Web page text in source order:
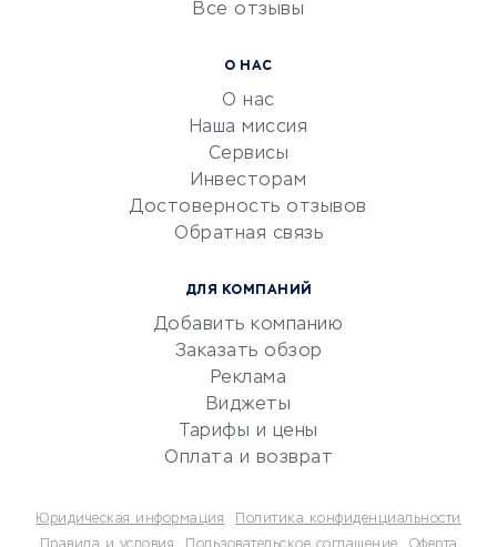
УСЛУГИ ДЛЯ БИЗНЕСА
документооборот
Юридические компании
Бухгалтерия онлайн
Все отзывы
О НАС
О нас
Наша миссия
Сервисы
Инвесторам
Достоверность отзывов
Обратная связь
ДЛЯ КОМПАНИЙ
Добавить компанию
Заказать обзор
Реклама
Виджеты
Тарифы и цены
Оплата и возврат
Юридическая информация
Политика конфиденциальности